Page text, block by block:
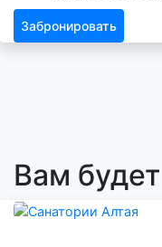
Забронировать
Вам